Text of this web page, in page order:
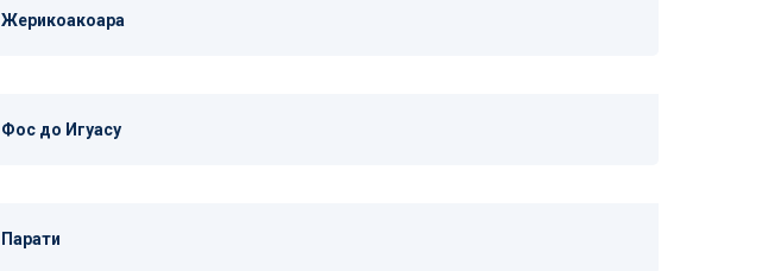
Жерикоакоара
Фос до Игуасу
Парати